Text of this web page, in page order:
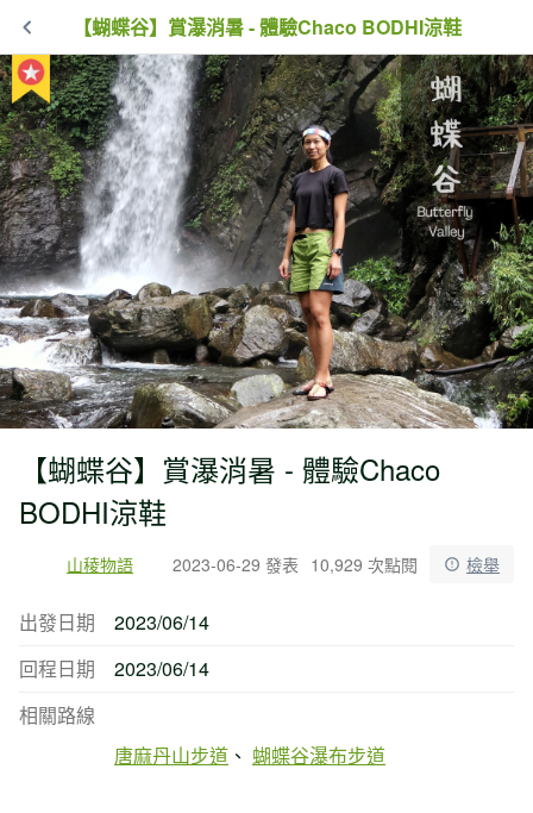
【蝴蝶谷】賞瀑消暑 - 體驗Chaco BODHI涼鞋
【蝴蝶谷】賞瀑消暑 - 體驗Chaco
BODHI涼鞋
山稜物語 2023-06-29 發表 10,929 次點閱 檢舉
出發日期
2023/06/14
回程日期
2023/06/14
相關路線
唐麻丹山步道
蝴蝶谷瀑布步道